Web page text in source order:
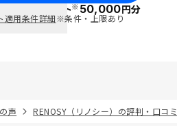
ポイント※50,000円分
適用条件詳細※条件・上限あり
声 RENOSY（リノシー）の評判・口コミ